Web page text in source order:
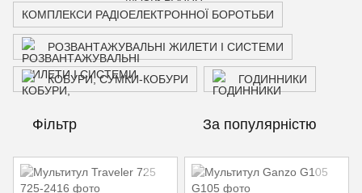
КОМПЛЕКСИ РАДІОЕЛЕКТРОННОЇ БОРОТЬБИ
РОЗВАНТАЖУВАЛЬНІ ЖИЛЕТИ І СИСТЕМИ
КОБУРИ, СУМКИ-КОБУРИ ГОДИННИКИ
Фільтр За популярністю